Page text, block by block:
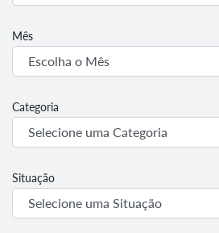
Mês
Categoria
Situação